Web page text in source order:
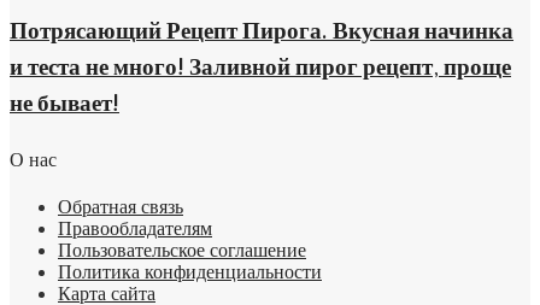
Потрясающий Рецепт Пирога. Вкусная начинка
и теста не много! Заливной пирог рецепт, проще
не бывает!
О нас
Обратная связь
Правообладателям
Пользовательское соглашение
Политика конфиденциальности
Карта сайта